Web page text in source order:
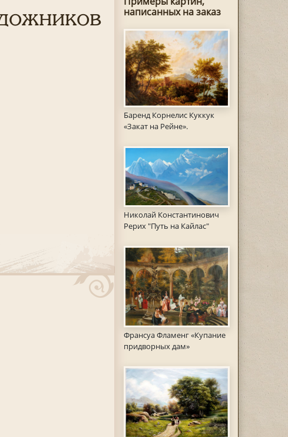
написанных на заказ
Баренд Корнелис Куккук
«Закат на Рейне».
Николай Константинович
Рерих "Путь на Кайлас"
Франсуа Фламенг «Купание
придворных дам»